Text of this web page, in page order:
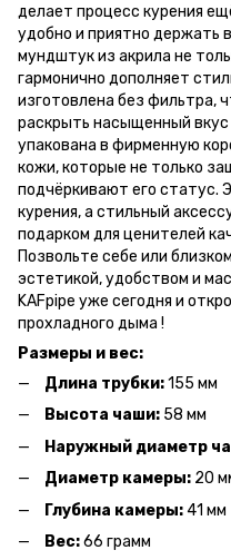
делает процесс курения
удобно и приятно держать
мундштук из акрила не
гармонично дополняет
изготовлена без фильтра,
раскрыть насыщенный вкус
упакована в фирменную
кожи, которые не только
подчёркивают его статус.
курения, а стильный
подарком для ценителей
Позвольте себе или
эстетикой, удобством и
KAFpipe уже сегодня и
прохладного дыма !
Размеры и вес:
Длина трубки:155 мм
Высота чаши: 58 мм
Наружный диаметр
Диаметр камеры: 20
Глубина камеры:41 мм
Вес:66 грамм